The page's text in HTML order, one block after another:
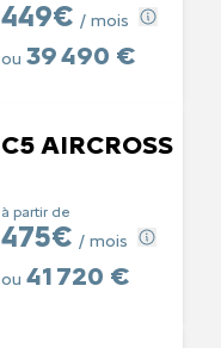
449€ / mois
ou 39 490 €
C5 AIRCROSS
à partir de
475€ / mois
ou 41 720 €